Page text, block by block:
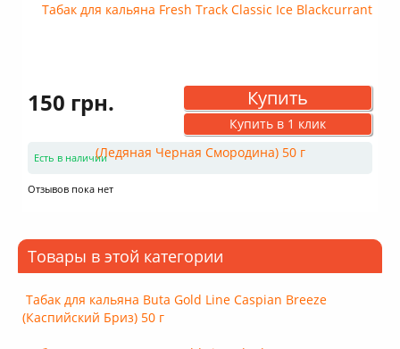
150 грн. Купить
Купить в 1 клик
Есть в наличии
Отзывов пока нет
Товары в этой категории
Табак для кальяна Buta Gold Line Caspian Breeze
(Каспийский Бриз) 50 г